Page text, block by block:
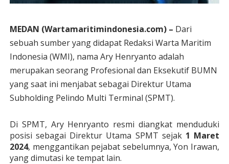
MEDAN (Wartamaritimindonesia.com) – Dari
sebuah sumber yang didapat Redaksi Warta Maritim
Indonesia (WMI), nama Ary Henryanto adalah
merupakan seorang Profesional dan Eksekutif BUMN
yang saat ini menjabat sebagai Direktur Utama
Subholding Pelindo Multi Terminal (SPMT).
Di SPMT, Ary Henryanto resmi diangkat menduduki
posisi sebagai Direktur Utama SPMT sejak 1 Maret
2024, menggantikan pejabat sebelumnya, Yon Irawan,
yang dimutasi ke tempat lain.